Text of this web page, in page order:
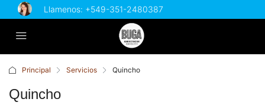
Llamenos: +549-351-2480387
Principal Servicios Quincho
Quincho